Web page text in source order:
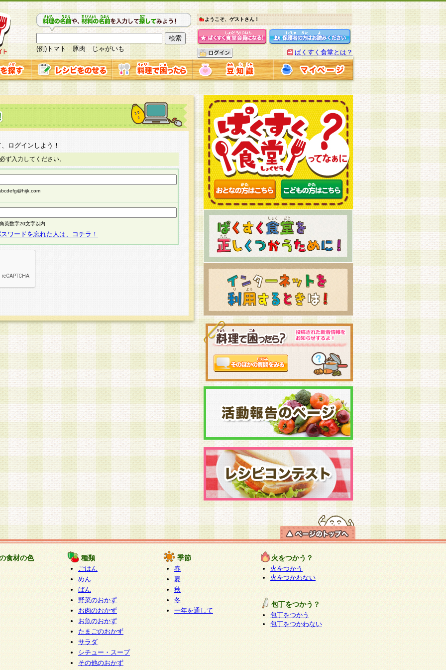
(例)トマト 豚肉 じゃがいも
ようこそ、ゲストさん！
ぱくすく食堂とは？
ログインしよう！
ず入力してください。
英数字20文字以内
ワードを忘れた人は、コチラ！
食材の色 種類
ごはん
めん
ぱん
野菜のおかず
お肉のおかず
お魚のおかず
たまごのおかず
サラダ
シチュー・スープ
その他のおかず
季節
春
夏
秋
冬
一年を通して
火をつかう？
火をつかう
火をつかわない
包丁をつかう？
包丁をつかう
包丁をつかわない